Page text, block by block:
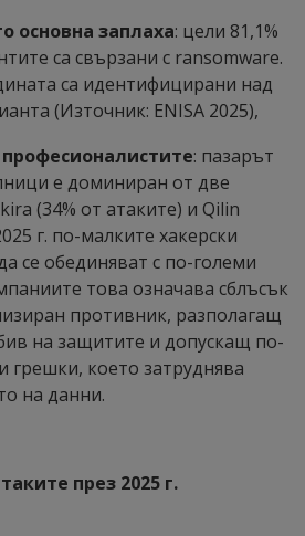
основна заплаха: цели 81,1%
са свързани с ransomware.
са идентифицирани над
(Източник: ENISA 2025),
: пазарът
е доминиран от две
(34% от атаките) и Qilin
г. по-малките хакерски
се обединяват с по-големи
това означава сблъсък
противник, разполагащ
на защитите и допускащ по-
грешки, което затруднява
на данни.
през 2025 г.